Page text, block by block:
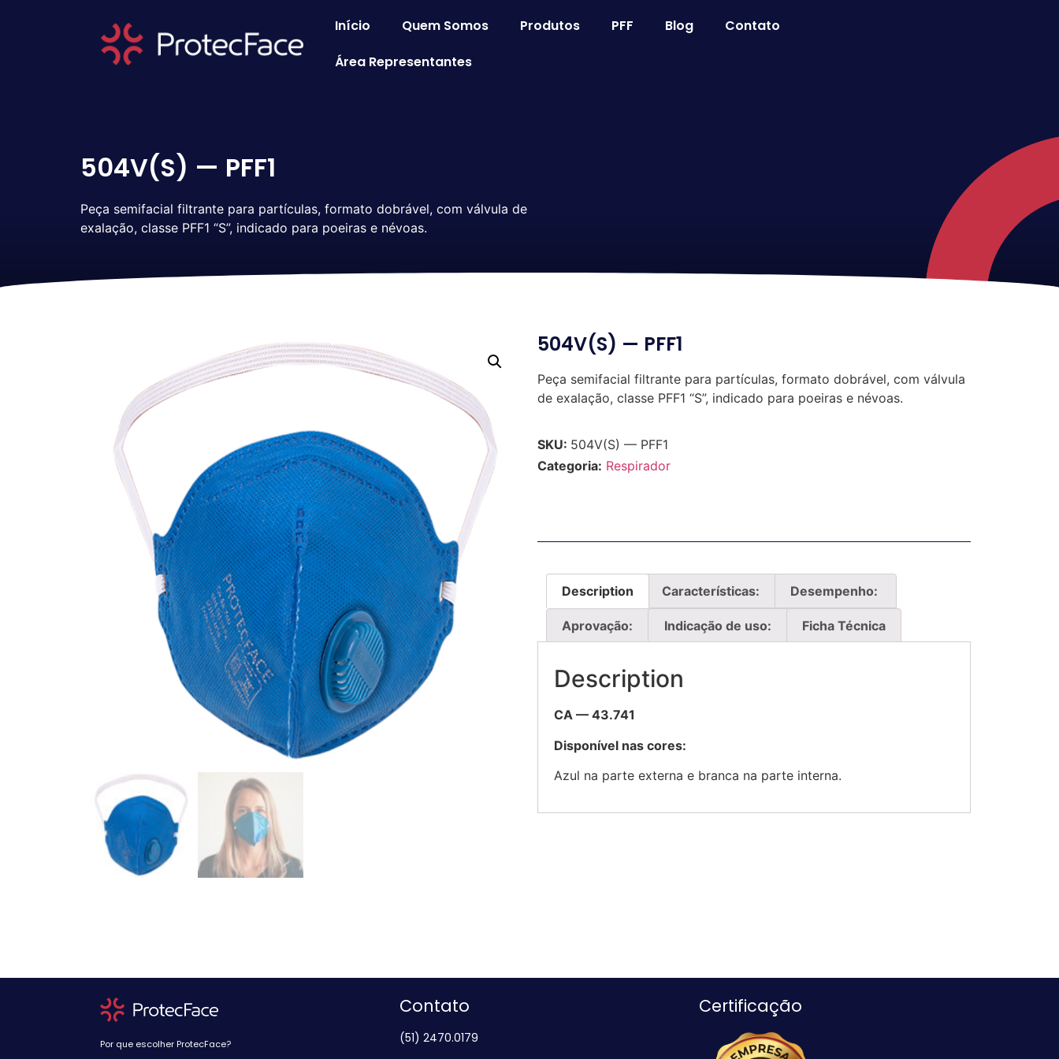
Início Quem Somos Produtos PFF Blog
Contato
Área Representantes
504V(S) — PFF1
Peça semifacial filtrante para partículas, formato dobrável, com válvula de
exalação, classe PFF1 “S”, indicado para poeiras e névoas.
504V(S) — PFF1
Peça semifacial filtrante para partículas, formato dobrável, com válvula
de exalação, classe PFF1 “S”, indicado para poeiras e névoas.
SKU: 504V(S) — PFF1
Categoria: Respirador
Description Características: Desempenho:
Aprovação: Indicação de uso: Ficha Técnica
Description
CA — 43.741
Disponível nas cores:
Azul na parte externa e branca na parte interna.
Por que escolher ProtecFace?
Contato
(51) 2470.0179
Certificação